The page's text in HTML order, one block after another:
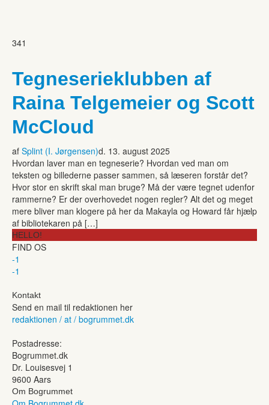
341
Tegneserieklubben af
Raina Telgemeier og Scott
McCloud
af Splint (I. Jørgensen)d. 13. august 2025
Hvordan laver man en tegneserie? Hvordan ved man om
teksten og billederne passer sammen, så læseren forstår det?
Hvor stor en skrift skal man bruge? Må der være tegnet udenfor
rammerne? Er der overhovedet nogen regler? Alt det og meget
mere bliver man klogere på her da Makayla og Howard får hjælp
af bibliotekaren på […]
HELLO!
FIND OS
-1
-1
Kontakt
Send en mail til redaktionen her
redaktionen / at / bogrummet.dk
Postadresse:
Bogrummet.dk
Dr. Louisesvej 1
9600 Aars
Om Bogrummet